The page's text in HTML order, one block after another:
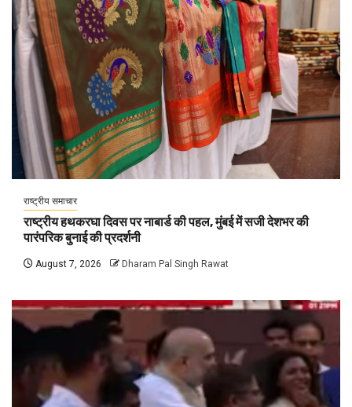
राष्ट्रीय समाचार
राष्ट्रीय हथकरघा दिवस पर नाबार्ड की पहल, मुंबई में सजी देशभर की
पारंपरिक बुनाई की प्रदर्शनी
August 7, 2026 Dharam Pal Singh Rawat